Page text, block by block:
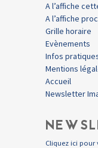
A l’affiche
A l’affiche
Grille horaire
Evènements
Infos
Mentions
Accueil
Newsletter
Cliquez ici pour